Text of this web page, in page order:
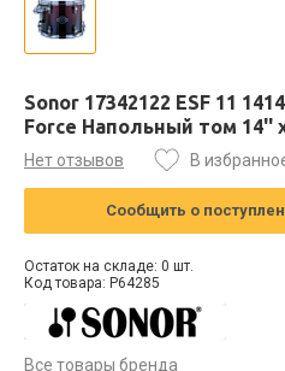
Sonor 17342122 ESF 11
Force Напольный том 14''
Нет отзывов В
Сообщить о
Остаток на складе: 0 шт.
Код товара: P64285
Все товары бренда